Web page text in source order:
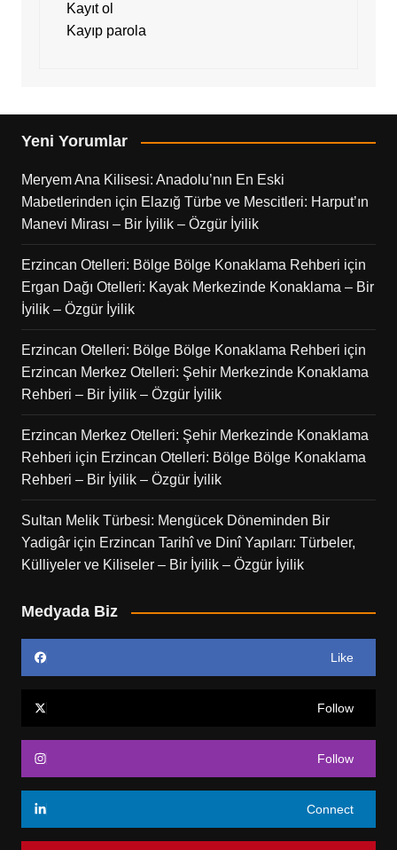
Kayıt ol
Kayıp parola
Yeni Yorumlar
Meryem Ana Kilisesi: Anadolu’nın En Eski
Mabetlerinden için Elazığ Türbe ve Mescitleri: Harput’ın
Manevi Mirası – Bir İyilik – Özgür İyilik
Erzincan Otelleri: Bölge Bölge Konaklama Rehberi için
Ergan Dağı Otelleri: Kayak Merkezinde Konaklama – Bir
İyilik – Özgür İyilik
Erzincan Otelleri: Bölge Bölge Konaklama Rehberi için
Erzincan Merkez Otelleri: Şehir Merkezinde Konaklama
Rehberi – Bir İyilik – Özgür İyilik
Erzincan Merkez Otelleri: Şehir Merkezinde Konaklama
Rehberi için Erzincan Otelleri: Bölge Bölge Konaklama
Rehberi – Bir İyilik – Özgür İyilik
Sultan Melik Türbesi: Mengücek Döneminden Bir
Yadigâriçin Erzincan Tarihî ve Dinî Yapıları: Türbeler,
Külliyeler ve Kiliseler – Bir İyilik – Özgür İyilik
Medyada Biz
Like
Follow
Follow
Connect